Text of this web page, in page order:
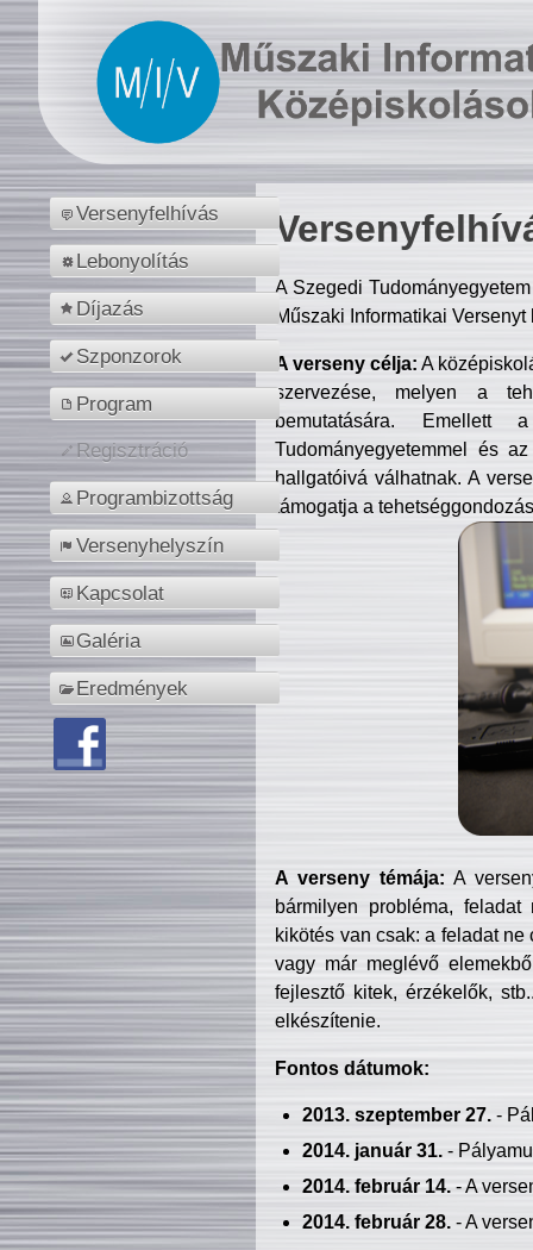
Versenyfelhívás
Lebonyolítás
Díjazás
Szponzorok
Program
Regisztráció
Programbizottság
Versenyhelyszín
Kapcsolat
Galéria
Eredmények
A Szegedi
Műszaki Informatikai
A verseny célja: A
szervezése, melyen a
bemutatására. Emellett
Tudományegyetemmel és
hallgatóivá válhatnak. A
támogatja a
A verseny témája: A
bármilyen probléma, feladat
kikötés van csak: a feladat
vagy már meglévő
fejlesztő kitek, érzékelők,
elkészítenie.
Fontos dátumok:
2013. szeptember 27.-
2014. január 31.-
2014. február 14.- A
2014. február 28.- A